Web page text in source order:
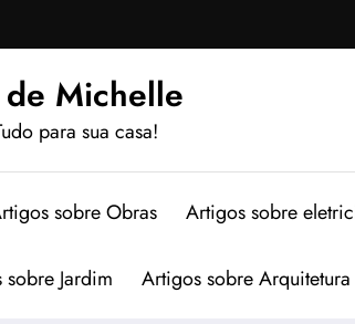
Michelle
para sua casa!
sobre Obras Artigos sobre
Jardim Artigos sobre Arquitetura